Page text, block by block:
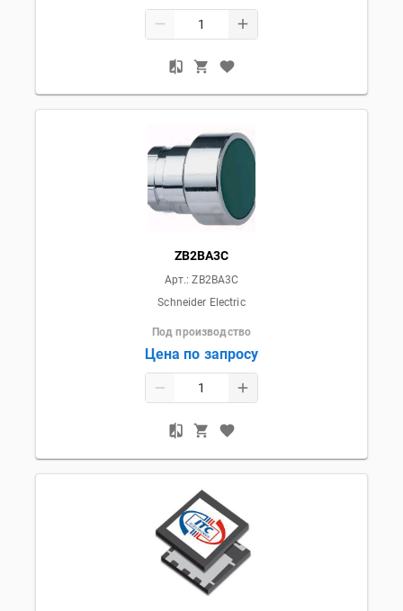
ZB2BA3C
Арт.:ZB2BA3C
Schneider Electric
Под производство
Цена по запросу